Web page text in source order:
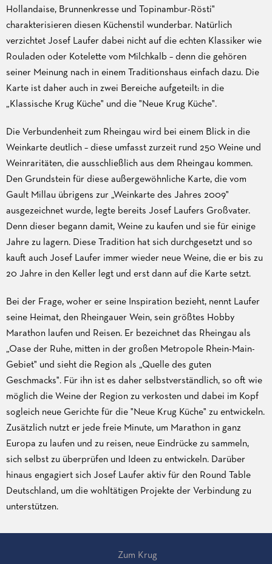
Hollandaise, Brunnenkresse und Topinambur-Rösti"
charakterisieren diesen Küchenstil wunderbar. Natürlich
verzichtet Josef Laufer dabei nicht auf die echten Klassiker wie
Rouladen oder Kotelette vom Milchkalb – denn die gehören
seiner Meinung nach in einem Traditionshaus einfach dazu. Die
Karte ist daher auch in zwei Bereiche aufgeteilt: in die
„Klassische Krug Küche" und die "Neue Krug Küche".
Die Verbundenheit zum Rheingau wird bei einem Blick in die
Weinkarte deutlich – diese umfasst zurzeit rund 250 Weine und
Weinraritäten, die ausschließlich aus dem Rheingau kommen.
Den Grundstein für diese außergewöhnliche Karte, die vom
Gault Millau übrigens zur „Weinkarte des Jahres 2009"
ausgezeichnet wurde, legte bereits Josef Laufers Großvater.
Denn dieser begann damit, Weine zu kaufen und sie für einige
Jahre zu lagern. Diese Tradition hat sich durchgesetzt und so
kauft auch Josef Laufer immer wieder neue Weine, die er bis zu
20 Jahre in den Keller legt und erst dann auf die Karte setzt.
Bei der Frage, woher er seine Inspiration bezieht, nennt Laufer
seine Heimat, den Rheingauer Wein, sein größtes Hobby
Marathon laufen und Reisen. Er bezeichnet das Rheingau als
„Oase der Ruhe, mitten in der großen Metropole Rhein-Main-
Gebiet" und sieht die Region als „Quelle des guten
Geschmacks". Für ihn ist es daher selbstverständlich, so oft wie
möglich die Weine der Region zu verkosten und dabei im Kopf
sogleich neue Gerichte für die "Neue Krug Küche" zu entwickeln.
Zusätzlich nutzt er jede freie Minute, um Marathon in ganz
Europa zu laufen und zu reisen, neue Eindrücke zu sammeln,
sich selbst zu überprüfen und Ideen zu entwickeln. Darüber
hinaus engagiert sich Josef Laufer aktiv für den Round Table
Deutschland, um die wohltätigen Projekte der Verbindung zu
unterstützen.
Zum Krug